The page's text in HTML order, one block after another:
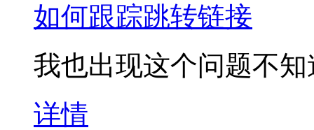
如何跟踪跳转链接
我也出现这个问题不
详情